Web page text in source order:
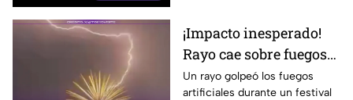
¡Impacto inesperado!
Rayo cae sobre fuegos
artificiales en Japón
Un rayo golpeó los fuegos
artificiales durante un festival